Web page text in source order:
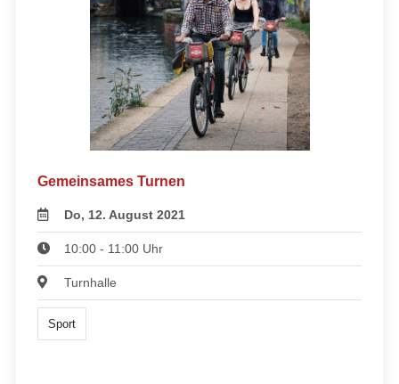
Gemeinsames Turnen
Do, 12. August 2021
10:00 - 11:00 Uhr
Turnhalle
Sport